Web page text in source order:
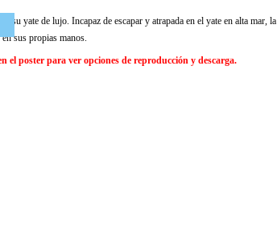
su yate de lujo. Incapaz de escapar y atrapada en el yate en alta mar, la
sus propias manos.
el poster para ver opciones de reproducción y descarga.